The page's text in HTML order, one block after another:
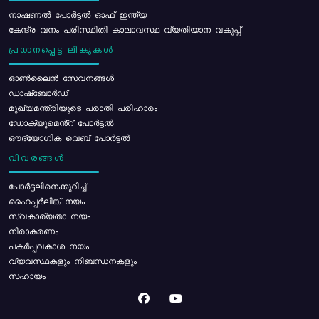
നാഷണൽ പോർട്ടൽ ഓഫ് ഇന്ത്യ
കേന്ദ്ര വനം പരിസ്ഥിതി കാലാവസ്ഥ വ്യതിയാന വകുപ്പ്
പ്രധാനപ്പെട്ട ലിങ്കുകൾ
ഓൺലൈൻ സേവനങ്ങൾ
ഡാഷ്ബോർഡ്
മുഖ്യമന്ത്രിയുടെ പരാതി പരിഹാരം
ഡോക്യുമെൻ്റ് പോർട്ടൽ
ഔദ്യോഗിക വെബ് പോർട്ടൽ
വിവരങ്ങൾ
പോര്‍ട്ടലിനെക്കുറിച്ച്
ഹൈപ്പർലിങ്ക് നയം
സ്വകാര്യതാ നയം
നിരാകരണം
പകർപ്പവകാശ നയം
വ്യവസ്ഥകളും നിബന്ധനകളും
സഹായം